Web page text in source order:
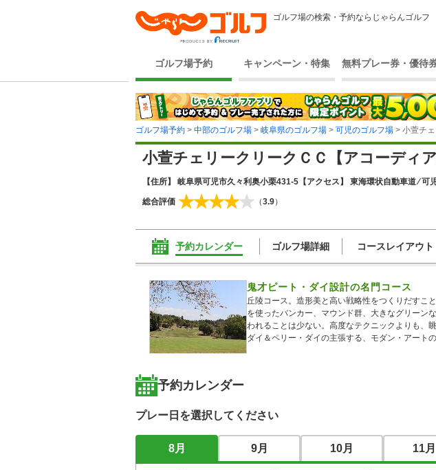
ゴルフ場の検索・予約ならじゃらんゴルフ
ゴルフ場予約 キャンペーン・特集 無料プレー券・優待
ゴルフ場予約 > 中部のゴルフ場 > 岐阜県のゴルフ場 > 可児のゴルフ場 > 小萱チ
小萱チェリークリークＣＣ【アコーディア
【住所】 岐阜県可児市久々利奥小栗431-5 【アクセス】 東海環状自動車道 ⁄
総合評価 （3.9）
予約カレンダー ゴルフ場詳細 コースレイアウト
鬼才ピート・ダイ設計の名門コース
丘陵コース。造形美と高い戦略性をつくりだすこ
を使ったバンカー、マウンド群、大きなグリーン
われることは少ない。高度なテクニックよりも、
ダイ＆ペリー・ダイの主張する、モダン・アート
予約カレンダー
プレー日を選択してください
8月 9月 10月 11月